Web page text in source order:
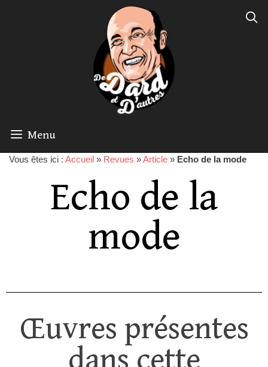
Menu
Vous êtes ici : Accueil » Revues »Article » Echo de la mode
Echo de la
mode
Œuvres présentes